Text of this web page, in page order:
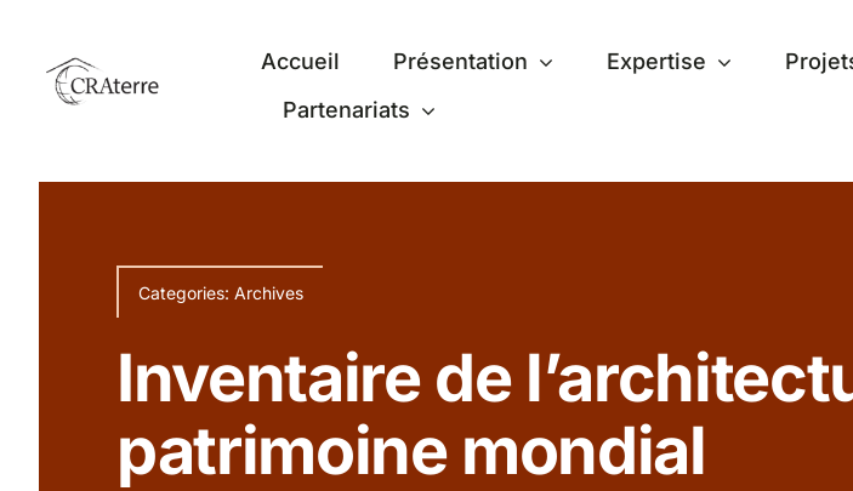
contenu
Accueil Présentation Expertise
Partenariats
Categories: Archives
Inventaire de
patrimoine mondial